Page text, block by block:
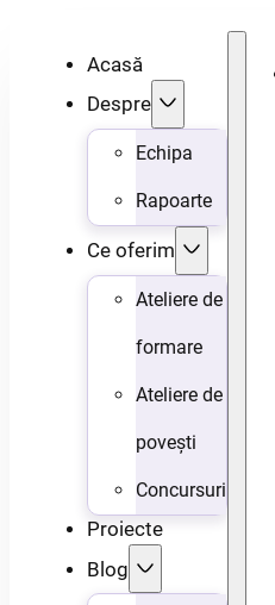
Acasă
Despre
Echipa
Rapoarte
Ce oferim
Ateliere de
formare
Ateliere de
povești
Concursuri
Proiecte
Blog